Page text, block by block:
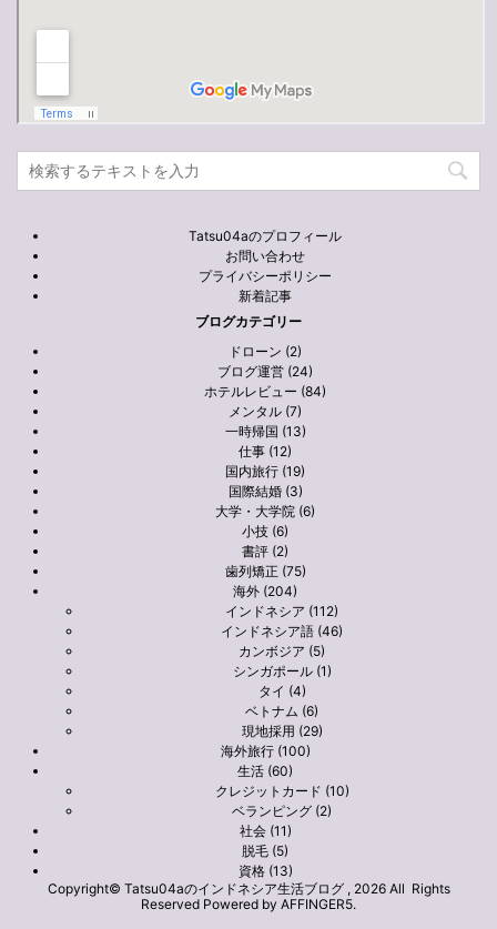
Tatsu04aのプロフィール
お問い合わせ
プライバシーポリシー
新着記事
ブログカテゴリー
ドローン (2)
ブログ運営 (24)
ホテルレビュー (84)
メンタル (7)
一時帰国 (13)
仕事 (12)
国内旅行 (19)
国際結婚 (3)
大学・大学院 (6)
小技 (6)
書評 (2)
歯列矯正 (75)
海外 (204)
インドネシア (112)
インドネシア語 (46)
カンボジア (5)
シンガポール (1)
タイ (4)
ベトナム (6)
現地採用 (29)
海外旅行 (100)
生活 (60)
クレジットカード (10)
ベランピング (2)
社会 (11)
脱毛 (5)
資格 (13)
Copyright© Tatsu04aのインドネシア生活ブログ , 2026 All Rights
Reserved Powered by AFFINGER5.